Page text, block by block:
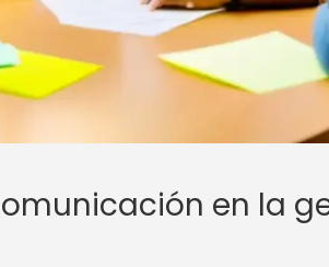
en la